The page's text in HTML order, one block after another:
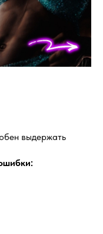
выдержать